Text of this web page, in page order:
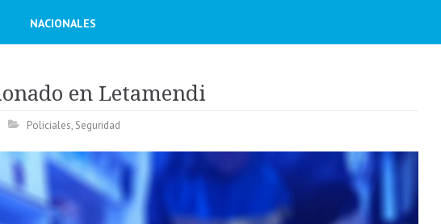
NACIONALES
en Letamendi
Policiales, Seguridad